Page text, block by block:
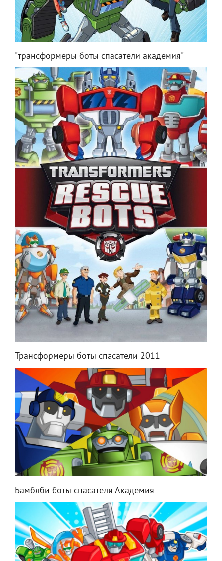
"трансформеры боты спасатели академия"
Трансформеры боты спасатели 2011
Бамблби боты спасатели Академия